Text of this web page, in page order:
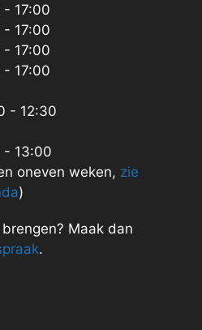
17:00
17:00
17:00
17:00
- 12:30
- 13:00
oneven weken, zie
)
Maak dan
.